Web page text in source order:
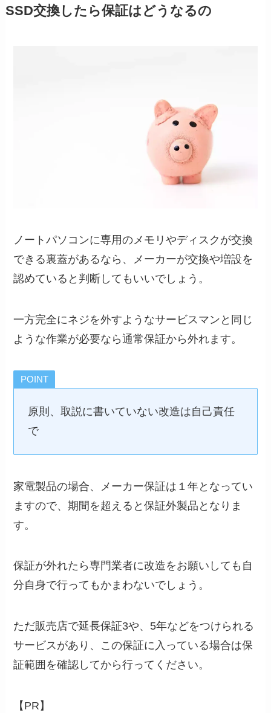
SSD交換したら保証はどうなるの
ノートパソコンに専用のメモリやディスクが交換
できる裏蓋があるなら、メーカーが交換や増設を
認めていると判断してもいいでしょう。
一方完全にネジを外すようなサービスマンと同じ
ような作業が必要なら通常保証から外れます。
POINT
原則、取説に書いていない改造は自己責任
で
家電製品の場合、メーカー保証は１年となってい
ますので、期間を超えると保証外製品となりま
す。
保証が外れたら専門業者に改造をお願いしても自
分自身で行ってもかまわないでしょう。
ただ販売店で延長保証3や、5年などをつけられる
サービスがあり、この保証に入っている場合は保
証範囲を確認してから行ってください。
【PR】